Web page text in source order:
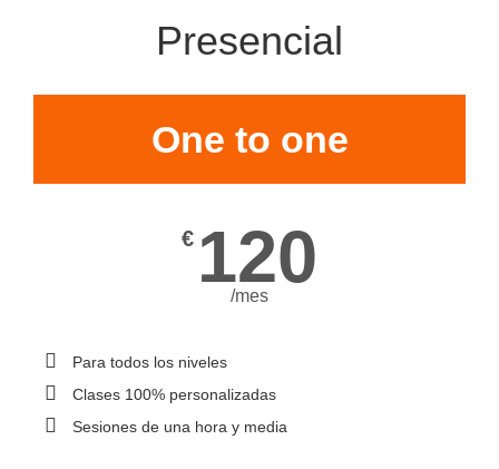
Presencial
One to one
€ 120
/mes
Para todos los niveles
Clases 100% personalizadas
Sesiones de una hora y media